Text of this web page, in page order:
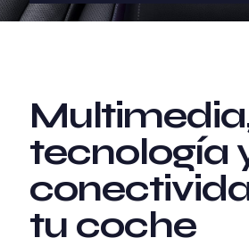
tecnología
tu coche